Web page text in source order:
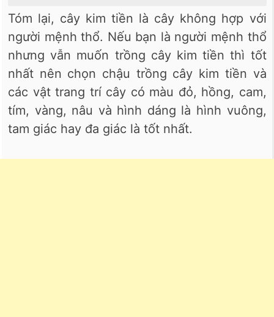
Tóm lại, cây kim tiền là cây không hợp với
người mệnh thổ. Nếu bạn là người mệnh thổ
nhưng vẫn muốn trồng cây kim tiền thì tốt
nhất nên chọn chậu trồng cây kim tiền và
các vật trang trí cây có màu đỏ, hồng, cam,
tím, vàng, nâu và hình dáng là hình vuông,
tam giác hay đa giác là tốt nhất.